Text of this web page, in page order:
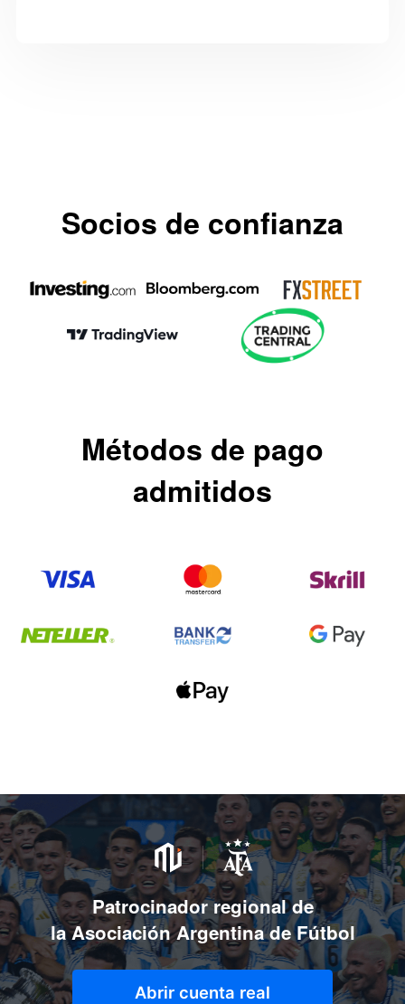
Socios de confianza
Métodos de pago
admitidos
Patrocinador regional de
la Asociación Argentina de Fútbol
Abrir cuenta real